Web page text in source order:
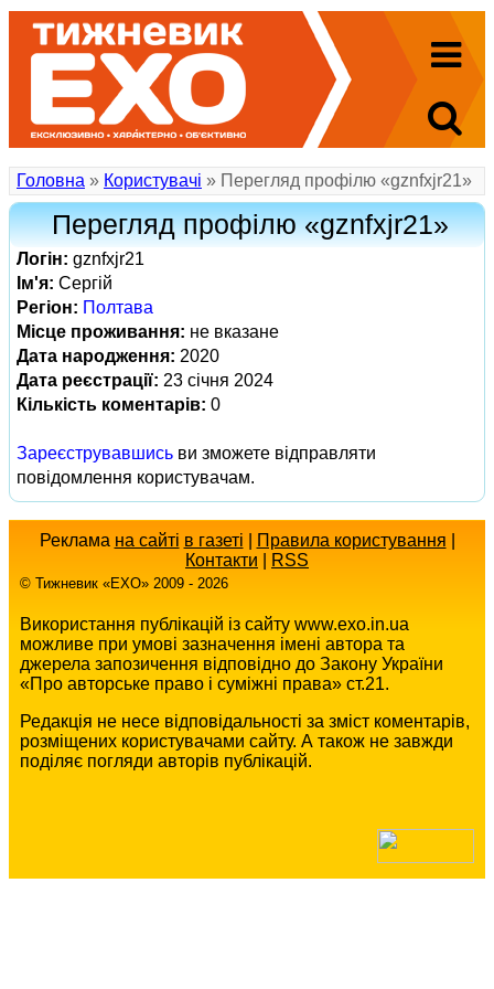
Головна » Користувачі » Перегляд профілю «gznfxjr21»
Перегляд профілю «gznfxjr21»
Логін: gznfxjr21
Ім'я: Сергій
Регіон: Полтава
Місце проживання: не вказане
Дата народження: 2020
Дата реєстрації: 23 січня 2024
Кількість коментарів: 0
Зареєструвавшись ви зможете відправляти
повідомлення користувачам.
Реклама на сайті в газеті Правила користування
Контакти
RSS
© Тижневик «EХO» 2009 - 2026
Використання публікацій із сайту www.exo.in.ua
можливе при умові зазначення імені автора та
джерела запозичення відповідно до Закону України
«Про авторське право і суміжні права» ст.21.
Редакція не несе відповідальності за зміст коментарів,
розміщених користувачами сайту. А також не завжди
поділяє погляди авторів публікацій.